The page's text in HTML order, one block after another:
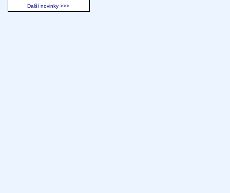
Další novinky >>>